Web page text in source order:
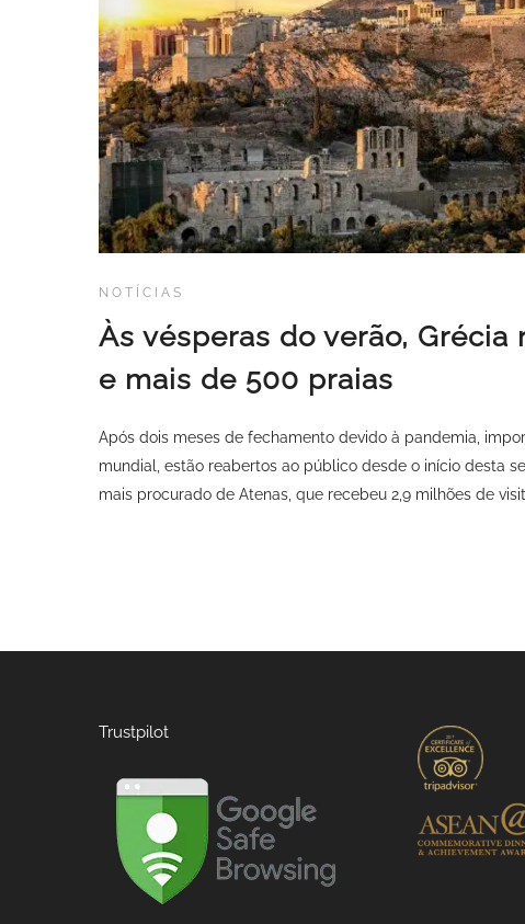
NOTÍCIAS
Às vésperas do verão,
e mais de 500 praias
Após dois meses de fechamento devido à pandemia,
mundial, estão reabertos ao público desde o início desta
mais procurado de Atenas, que recebeu 2,9 milhões de
Trustpilot